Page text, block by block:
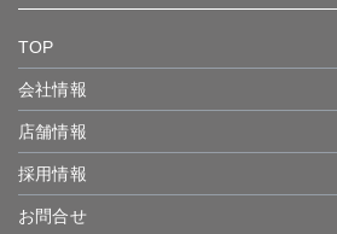
TOP
会社情報
店舗情報
採用情報
お問合せ